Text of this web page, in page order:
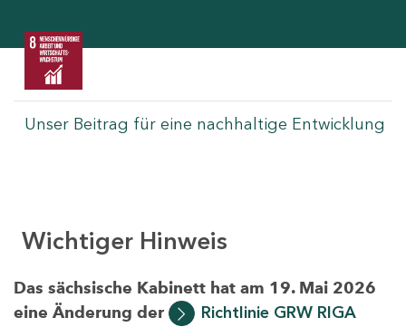
Unser Beitrag für eine nachhaltige Entwicklung
Wichtiger Hinweis
Das sächsische Kabinett hat am 19. Mai 2026
eine Änderung der
Richtlinie GRW RIGA